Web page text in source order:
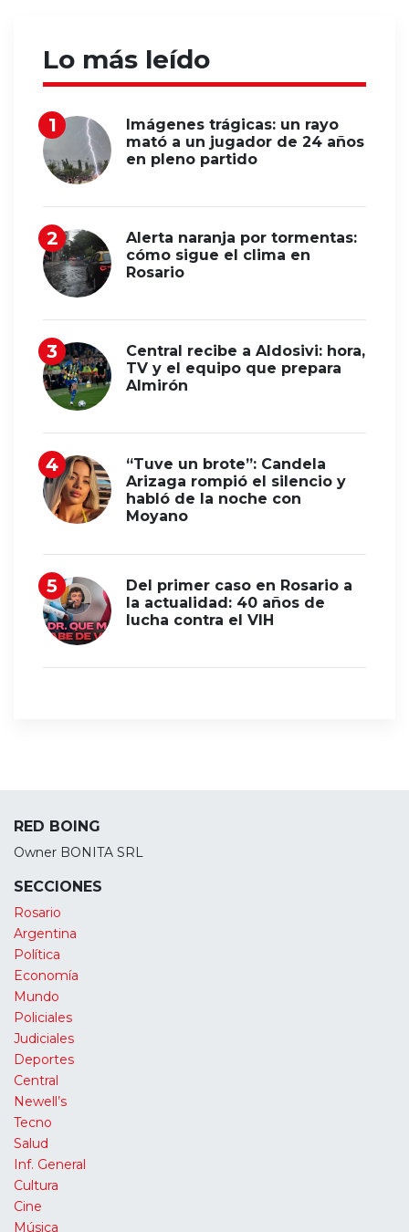
Lo más leído
Imágenes trágicas: un rayo
mató a un jugador de 24 años
en pleno partido
Alerta naranja por tormentas:
cómo sigue el clima en
Rosario
Central recibe a Aldosivi: hora,
TV y el equipo que prepara
Almirón
“Tuve un brote”: Candela
Arizaga rompió el silencio y
habló de la noche con
Moyano
Del primer caso en Rosario a
la actualidad: 40 años de
lucha contra el VIH
RED BOING
Owner BONITA SRL
SECCIONES
Rosario
Argentina
Política
Economía
Mundo
Policiales
Judiciales
Deportes
Central
Newell’s
Tecno
Salud
Inf. General
Cultura
Cine
Música